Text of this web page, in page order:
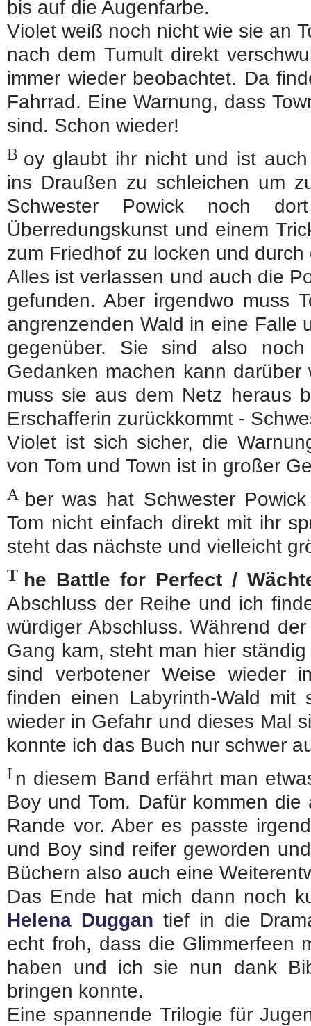
bis auf die Augenfarbe.
Violet weiß noch nicht wie sie an
nach dem Tumult direkt
immer wieder beobachtet. Da
Fahrrad. Eine Warnung, dass
sind. Schon wieder!
B oy glaubt ihr nicht und ist
ins Draußen zu schleichen um
Schwester Powick noch
Überredungskunst und einem
zum Friedhof zu locken und
Alles ist verlassen und auch die
gefunden. Aber irgendwo muss
angrenzenden Wald in eine Falle
gegenüber. Sie sind also
Gedanken machen kann
muss sie aus dem Netz heraus
Erschafferin zurückkommt -
Violet ist sich sicher, die
von Tom und Town ist in großer
A ber was hat Schwester
Tom nicht einfach direkt mit ihr
steht das nächste und vielleicht
T he Battle for Perfect /
Abschluss der Reihe und ich
würdiger Abschluss. Während
Gang kam, steht man hier
sind verbotener Weise wieder
finden einen Labyrinth-Wald mit
wieder in Gefahr und dieses Mal
konnte ich das Buch nur schwer
I n diesem Band erfährt man
Boy und Tom. Dafür kommen
Rande vor. Aber es passte
und Boy sind reifer geworden
Büchern also auch eine
Das Ende hat mich dann noch
Helena Duggan tief in die
echt froh, dass die Glimmerfeen
haben und ich sie nun dank
bringen konnte.
Eine spannende Trilogie für